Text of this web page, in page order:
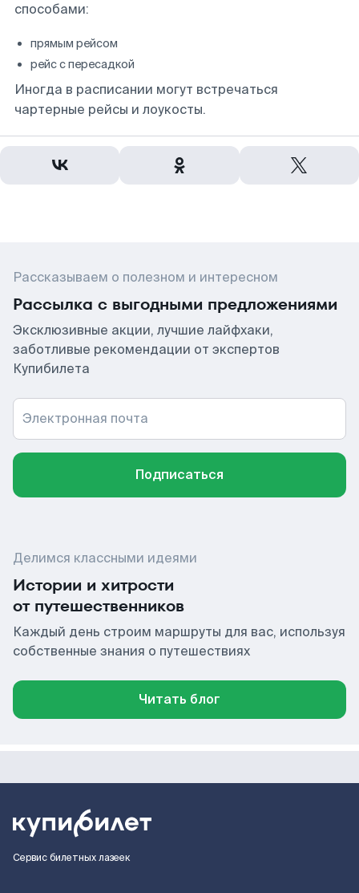
способами:
прямым рейсом
рейс с пересадкой
Иногда в расписании могут встречаться
чартерные рейсы и лоукосты.
Рассказываем о полезном и интересном
Рассылка с выгодными предложениями
Эксклюзивные акции, лучшие лайфхаки,
заботливые рекомендации от экспертов
Купибилета
Электронная почта
Подписаться
Делимся классными идеями
Истории и хитрости
от путешественников
Каждый день строим маршруты для вас, используя
собственные знания о путешествиях
Читать блог
Сервис билетных лазеек